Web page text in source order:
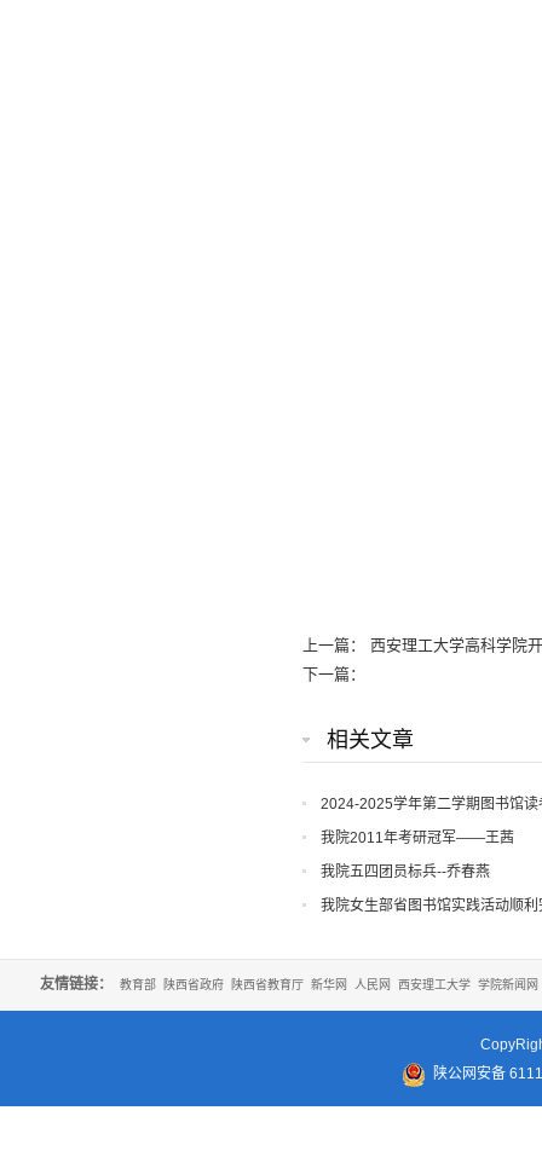
上一篇： 西安理工大学高科学院
下一篇：
相关文章
2024-2025学年第二学期图书馆读
我院2011年考研冠军——王茜
我院五四团员标兵--乔春燕
我院女生部省图书馆实践活动顺利
友情链接： 教育部 陕西省政府 陕西省教育厅 新华网 人民网 西安理工大学 学院新闻网
陕公网安备